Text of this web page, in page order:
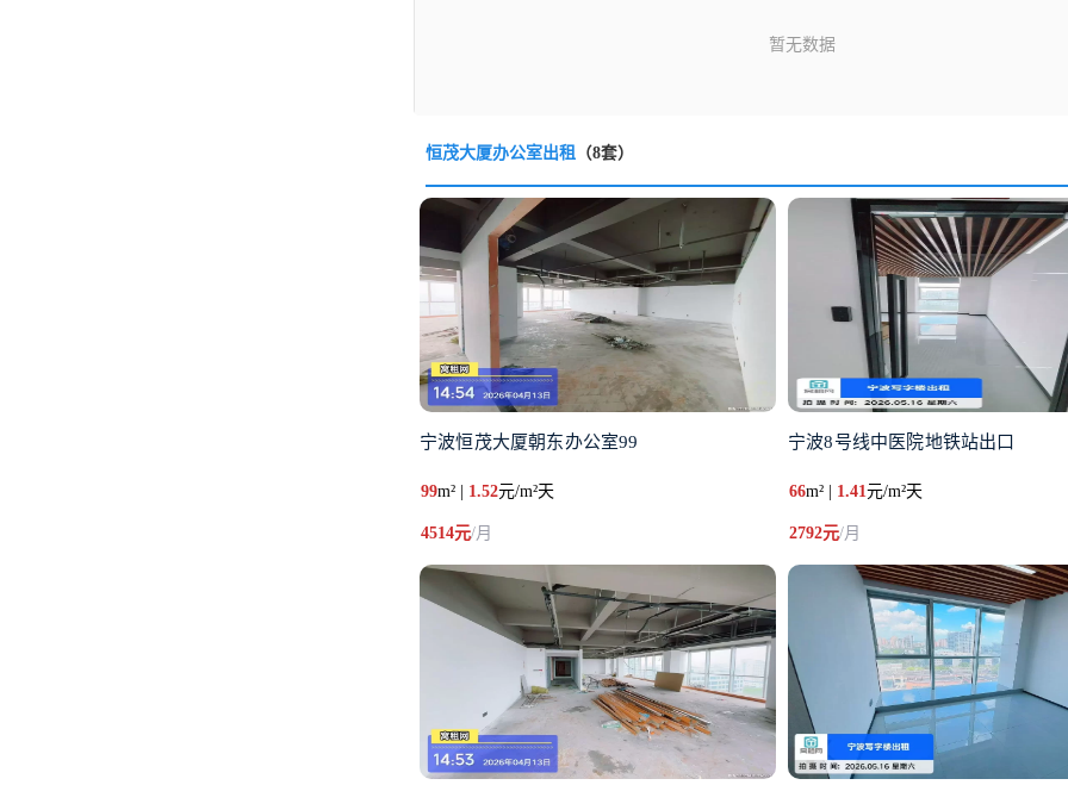
恒茂大厦办公室出租 （8套）
宁波恒茂大厦朝东办公室99
99m² | 1.52元/m²天
4514元/月
宁波8号线中医院地铁站出口
66m² | 1.41元/m²天
2792元/月